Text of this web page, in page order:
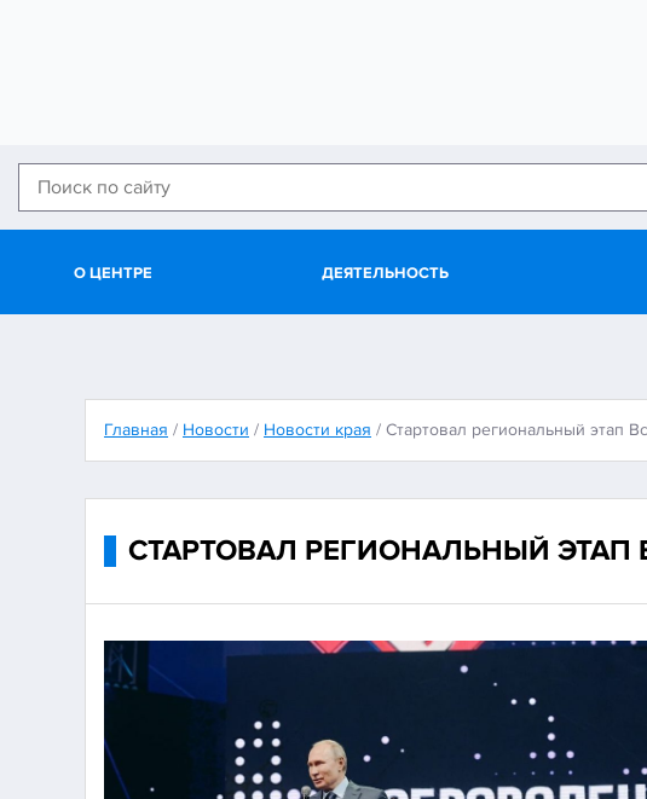
О ЦЕНТРЕ ДЕЯТЕЛЬНОСТЬ
Главная / Новости / Новости края / Стартовал региональный этап
СТАРТОВАЛ РЕГИОНАЛЬНЫЙ